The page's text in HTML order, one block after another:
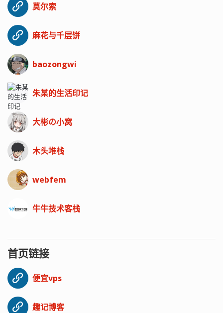
莫尔索
麻花与千层饼
baozongwi
朱某的生活印记
大彬の小窝
木头堆栈
webfem
牛牛技术客栈
首页链接
便宜vps
趣记博客